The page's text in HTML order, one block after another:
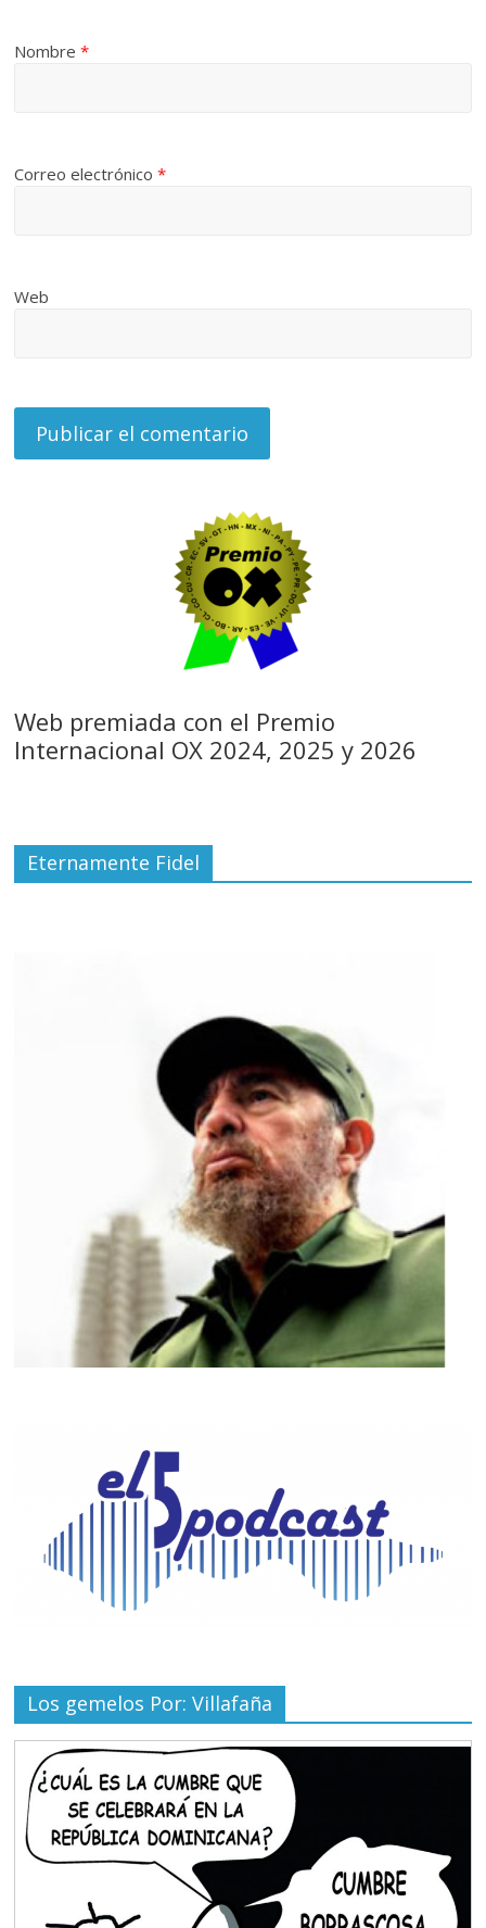
Nombre*
Correo electrónico*
Web
Web premiada con el Premio
Internacional OX 2024, 2025 y 2026
Eternamente Fidel
Los gemelos Por: Villafaña